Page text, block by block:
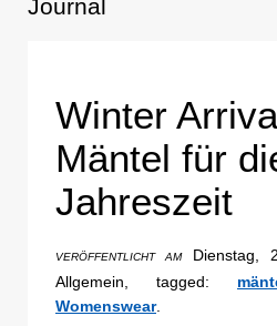
Journal
Winter
Mäntel für
Jahreszeit
VERÖFFENTLICHT AMDienstag,
Allgemein, tagged:
Womenswear.